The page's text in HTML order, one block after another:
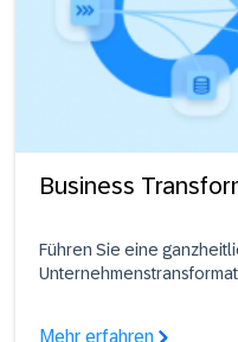
Business
Führen Sie eine
Mehr erfahren